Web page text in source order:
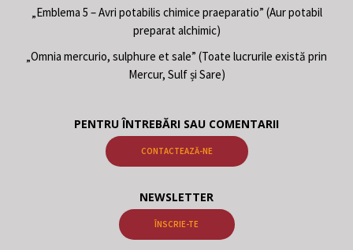
„Emblema 5 – Avri potabilis chimice praeparatio” (Aur potabil
preparat alchimic)
„Omnia mercurio, sulphure et sale” (Toate lucrurile există prin
Mercur, Sulf și Sare)
PENTRU ÎNTREBĂRI SAU COMENTARII
CONTACTEAZĂ-NE
NEWSLETTER
ÎNSCRIE-TE